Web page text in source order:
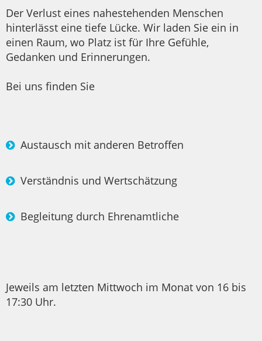
Der Verlust eines nahestehenden Menschen
hinterlässt eine tiefe Lücke. Wir laden Sie ein in
einen Raum, wo Platz ist für Ihre Gefühle,
Gedanken und Erinnerungen.
Bei uns finden Sie
Austausch mit anderen Betroffen
Verständnis und Wertschätzung
Begleitung durch Ehrenamtliche
Jeweils am letzten Mittwoch im Monat von 16 bis
17:30 Uhr.